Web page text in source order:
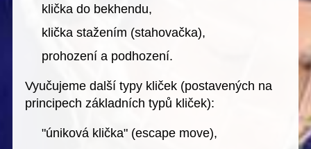
klička do bekhendu,
klička stažením (stahovačka),
prohození a podhození.
Vyučujeme další typy kliček (postavených na
principech základních typů kliček):
"úniková klička" (escape move),